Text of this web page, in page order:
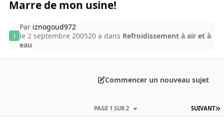
Marre de mon usine!
Par iznogoud972
le 2 septembre 200520 a dans Refroidissement à air et à
eau
Commencer un nouveau sujet
SUIVANT
PAGE 1 SUR 2